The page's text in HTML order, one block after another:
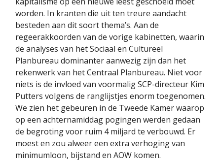
worden. In kranten die uit ten treure aandacht
besteden aan dit soort thema’s. Aan de
regeerakkoorden van de vorige kabinetten, waarin
de analyses van het Sociaal en Cultureel
Planbureau dominanter aanwezig zijn dan het
rekenwerk van het Centraal Planbureau. Niet voor
niets is de invloed van voormalig SCP-directeur Kim
Putters volgens de ranglijstjes enorm toegenomen.
We zien het gebeuren in de Tweede Kamer waarop
op een achternamiddag pogingen werden gedaan
de begroting voor ruim 4 miljard te verbouwd. Er
moest en zou alweer een extra verhoging van
minimumloon, bijstand en AOW komen.